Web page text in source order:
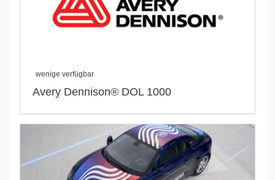
wenige verfügbar
Avery Dennison® DOL 1000